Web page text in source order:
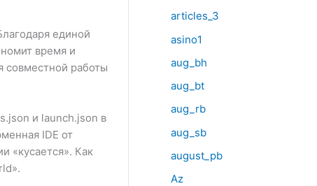
единой
время и
совместной работы
и launch.json в
IDE от
«кусается». Как
articles_3
asino1
aug_bh
aug_bt
aug_rb
aug_sb
august_pb
Az